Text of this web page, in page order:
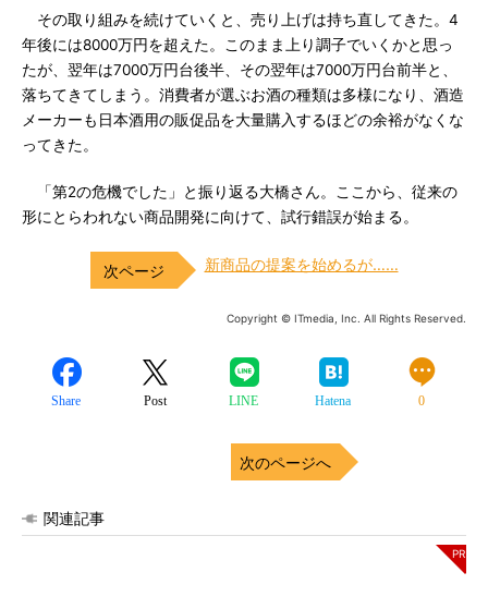
その取り組みを続けていくと、売り上げは持ち直してきた。4
年後には8000万円を超えた。このまま上り調子でいくかと思っ
たが、翌年は7000万円台後半、その翌年は7000万円台前半と、
落ちてきてしまう。消費者が選ぶお酒の種類は多様になり、酒造
メーカーも日本酒用の販促品を大量購入するほどの余裕がなくな
ってきた。
「第2の危機でした」と振り返る大橋さん。ここから、従来の
形にとらわれない商品開発に向けて、試行錯誤が始まる。
新商品の提案を始めるが……
Copyright © ITmedia, Inc. All Rights Reserved.
Share Post LINE Hatena 0
次のページへ
関連記事